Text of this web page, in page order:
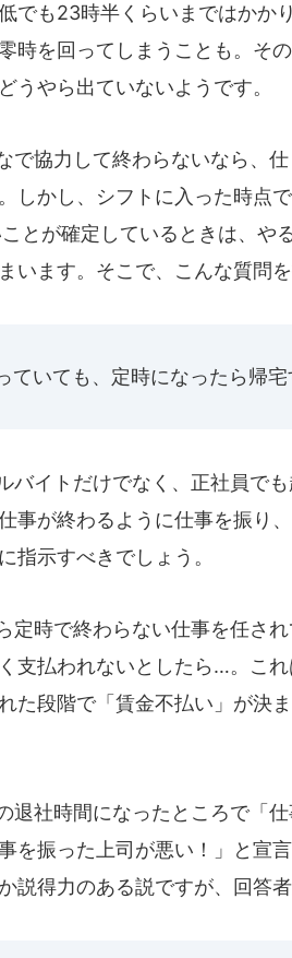
でも23時半くらいまではかかり
時を回ってしまうことも。その
うやら出ていないようです。
で協力して終わらないなら、仕
しかし、シフトに入った時点で
とが確定しているときは、や
います。そこで、こんな質問
ていても、定時になったら帰
バイトだけでなく、正社員で
事が終わるように仕事を振り
指示すべきでしょう。
定時で終わらない仕事を任さ
支払われないとしたら…。こ
た段階で「賃金不払い」が決
退社時間になったところで「
を振った上司が悪い！」と宣
得力のある説ですが、回答者